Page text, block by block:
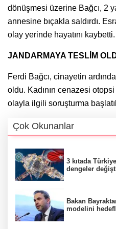
dönüşmesi üzerine Bağcı, 2
annesine bıçakla saldırdı.
olay yerinde hayatını kaybetti.
JANDARMAYA TESLİM
Ferdi Bağcı, cinayetin
oldu. Kadının cenazesi otopsi
olayla ilgili soruşturma
Çok Okunanlar
3 kıtada
dengeler
Bakan
modelini